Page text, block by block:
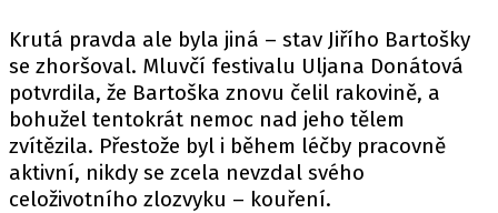
Krutá pravda ale byla jiná – stav Jiřího Bartošky
se zhoršoval. Mluvčí festivalu Uljana Donátová
potvrdila, že Bartoška znovu čelil rakovině, a
bohužel tentokrát nemoc nad jeho tělem
zvítězila. Přestože byl i během léčby pracovně
aktivní, nikdy se zcela nevzdal svého
celoživotního zlozvyku – kouření.